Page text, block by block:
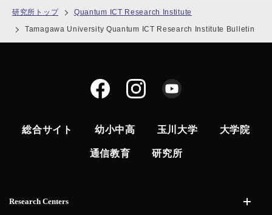
研究所トップ
Quantum ICT Research Institute
Tamagawa University Quantum ICT Research Institute Bulletin
総合サイト 幼小中高 玉川大学 大学院
通信教育 研究所
Research Centers